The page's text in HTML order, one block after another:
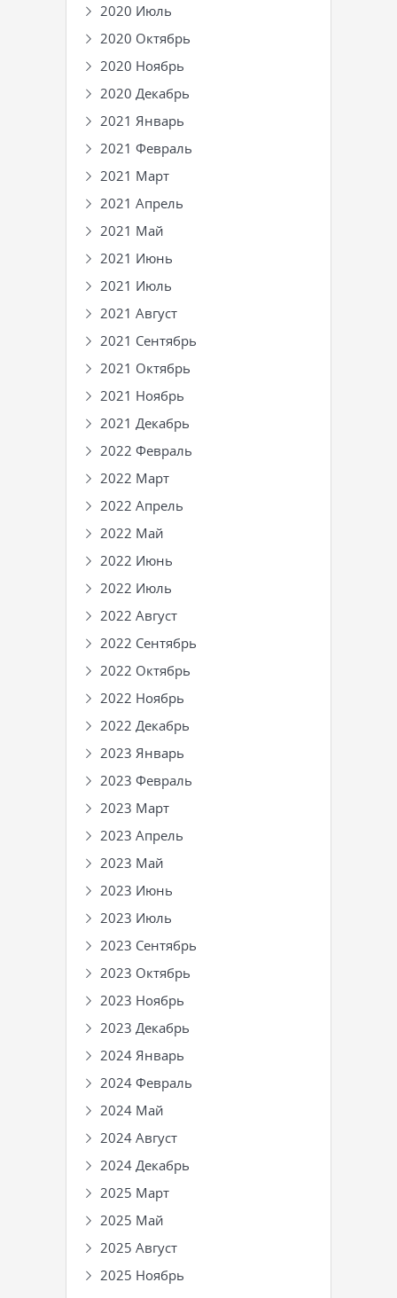
2020 Июль
2020 Октябрь
2020 Ноябрь
2020 Декабрь
2021 Январь
2021 Февраль
2021 Март
2021 Апрель
2021 Май
2021 Июнь
2021 Июль
2021 Август
2021 Сентябрь
2021 Октябрь
2021 Ноябрь
2021 Декабрь
2022 Февраль
2022 Март
2022 Апрель
2022 Май
2022 Июнь
2022 Июль
2022 Август
2022 Сентябрь
2022 Октябрь
2022 Ноябрь
2022 Декабрь
2023 Январь
2023 Февраль
2023 Март
2023 Апрель
2023 Май
2023 Июнь
2023 Июль
2023 Сентябрь
2023 Октябрь
2023 Ноябрь
2023 Декабрь
2024 Январь
2024 Февраль
2024 Май
2024 Август
2024 Декабрь
2025 Март
2025 Май
2025 Август
2025 Ноябрь